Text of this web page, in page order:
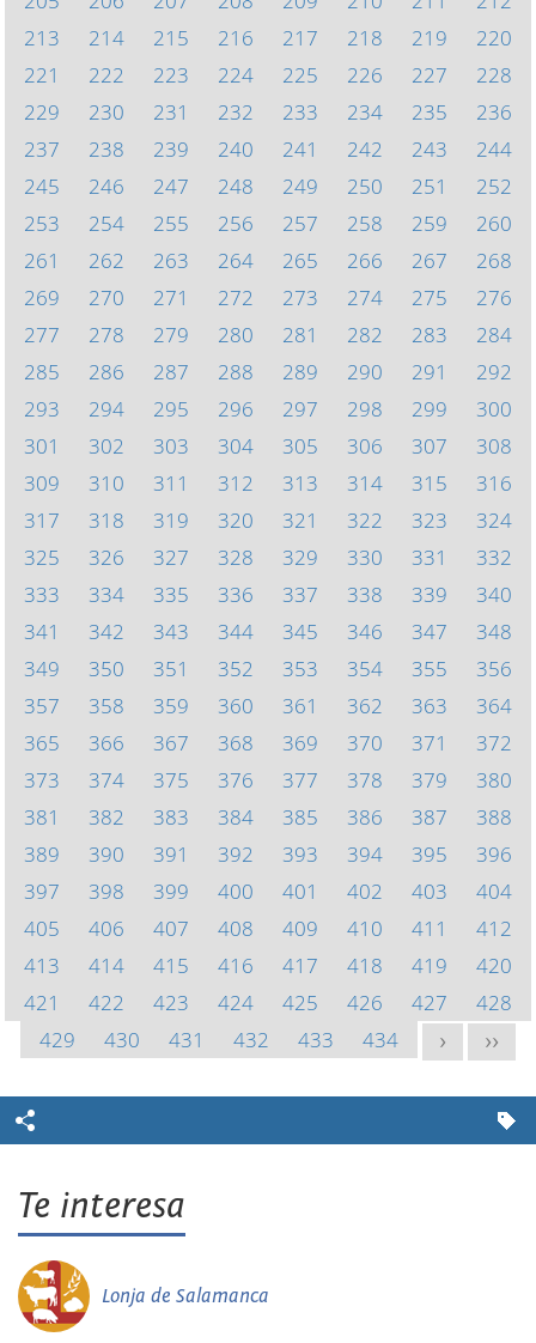
213
214 215 216 217 218 219
220
221
222 223 224 225 226 227
228
229
230 231 232 233 234 235
236
237
238 239 240 241 242 243
244
245
246 247 248 249 250 251
252
253
254 255 256 257 258 259
260
261
262 263 264 265 266 267
268
269
270 271 272 273 274 275
276
277
278 279 280 281 282 283
284
285
286 287 288 289 290 291
292
293
294 295 296 297 298 299
300
301
302 303 304 305 306 307
308
309
310 311 312 313 314 315
316
317
318 319 320 321 322 323
324
325
326 327 328 329 330 331
332
333
334 335 336 337 338 339
340
341
342 343 344 345 346 347
348
349
350 351 352 353 354 355
356
357
358 359 360 361 362 363
364
365
366 367 368 369 370 371
372
373
374 375 376 377 378 379
380
381
382 383 384 385 386 387
388
389
390 391 392 393 394 395
396
397
398 399 400 401 402 403
404
405
406 407 408 409 410 411
412
413
414 415 416 417 418 419
420
421
422 423 424 425 426 427
428
429
430 431 432 433 434 > >>
Te interesa
Lonja de Salamanca